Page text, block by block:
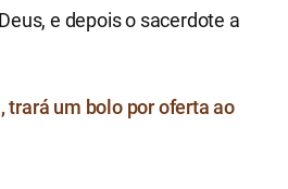
e depois o sacerdote a
trará um bolo por oferta ao